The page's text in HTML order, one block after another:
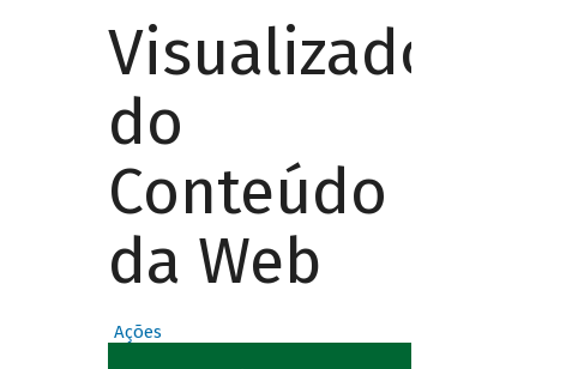
Visualizador
do
Conteúdo
da Web
Ações